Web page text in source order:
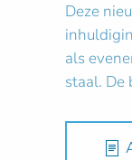
Deze
als
staal. De